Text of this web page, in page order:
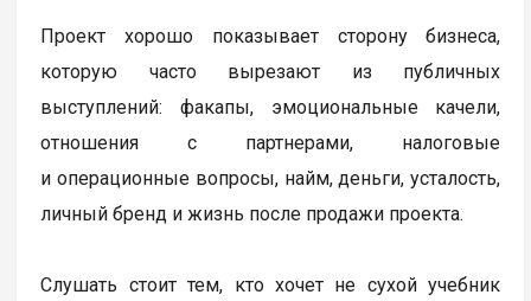
Проект хорошо показывает сторону бизнеса,
которую часто вырезают из публичных
выступлений: факапы, эмоциональные качели,
отношения с партнерами, налоговые
и операционные вопросы, найм, деньги, усталость,
личный бренд и жизнь после продажи проекта.
Слушать стоит тем, кто хочет не сухой учебник